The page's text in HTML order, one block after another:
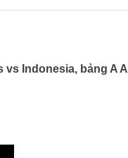
Indonesia, bảng A